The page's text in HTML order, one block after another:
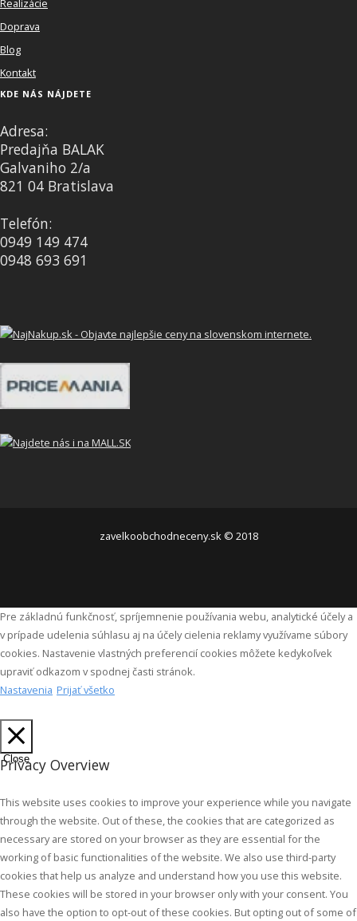
Realizácie
Doprava
Blog
Kontakt
KDE NÁS NÁJDETE
Adresa:
Predajňa BALAK
Galvaniho 2/a
821 04 Bratislava
Telefón:
0949 149 474
0948 693 691
zavelkoobchodneceny.sk © 2018
Pre základnú funkčnosť, spríjemnenie používania webu, analytické účely a
v prípade udelenia súhlasu aj na účely cielenia reklamy využívame súbory
cookies. Nastavenie vlastných preferencií cookies môžete kedykoľvek
upraviť odkazom v spodnej časti stránok.
Nastavenia Prijať všetko
Close
Privacy Overview
This website uses cookies to improve your experience while you navigate
through the website. Out of these, the cookies that are categorized as
necessary are stored on your browser as they are essential for the
working of basic functionalities of the website. We also use third-party
cookies that help us analyze and understand how you use this website.
These cookies will be stored in your browser only with your consent. You
also have the option to opt-out of these cookies. But opting out of some of